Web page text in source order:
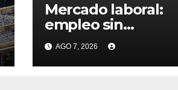
Mercado laboral:
empleo sin
“despegue” y pocas
expectativas
empresariales
AGO 7, 2026